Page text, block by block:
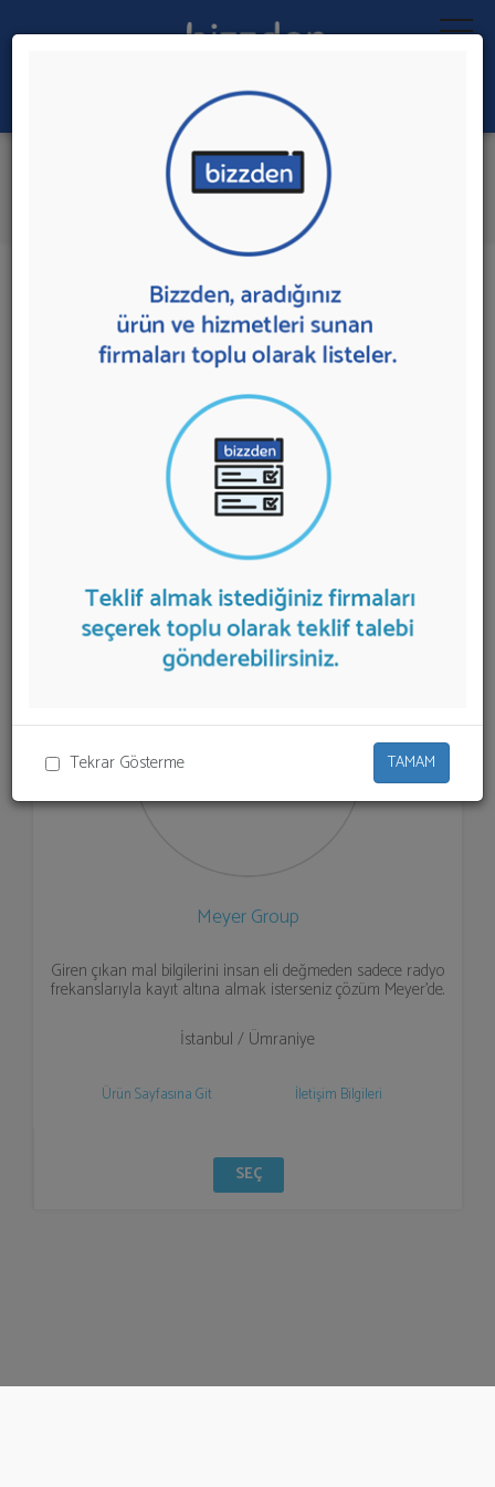
Tekrar Gösterme TAMAM
Ara:
Stok Takip Programı
İlk 1 Firmadan Teklif İste
1 sonuç bulundu.
Stok Takip Programısunan firmalar aşağıda
Stok Takip Programıteklifi almak için
listeden seçim yapıp ya da "İlk 5 Firmadan Teklif İste"
kısmından toplu olarak teklif talebinizi firmalara
aktarabilirsiniz.
Meyer Group
Giren çıkan mal bilgilerini insan eli değmeden sadece radyo
frekanslarıyla kayıt altına almak isterseniz çözüm Meyer'de.
İstanbul / Ümraniye
Ürün Sayfasına Git İletişim Bilgileri
SEÇ